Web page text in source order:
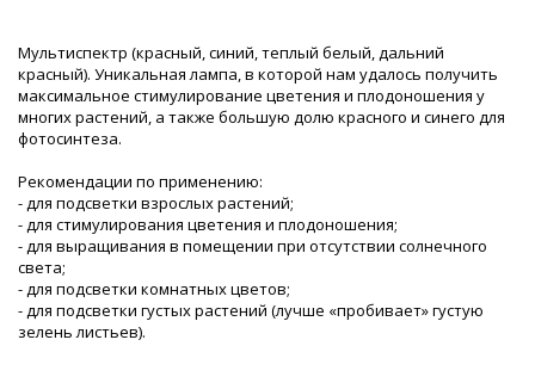
Мультиспектр (красный, синий, теплый белый, дальний
красный). Уникальная лампа, в которой нам удалось получить
максимальное стимулирование цветения и плодоношения у
многих растений, а также большую долю красного и синего для
фотосинтеза.
Рекомендации по применению:
- для подсветки взрослых растений;
- для стимулирования цветения и плодоношения;
- для выращивания в помещении при отсутствии солнечного
света;
- для подсветки комнатных цветов;
- для подсветки густых растений (лучше «пробивает» густую
зелень листьев).